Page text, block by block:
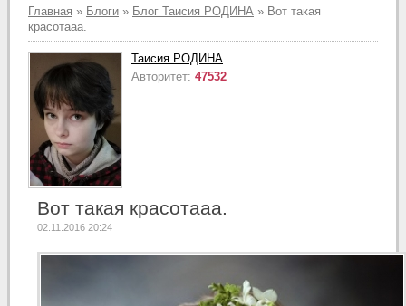
Главная » Блоги » Блог Таисия РОДИНА » Вот такая
красотааа.
Таисия РОДИНА
Авторитет: 47532
Вот такая красотааа.
02.11.2016 20:24